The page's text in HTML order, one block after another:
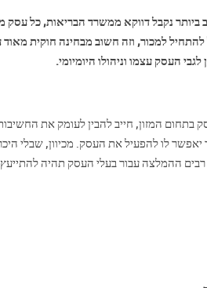
נקבל דווקא ממשרד הבריאות, כל עסק
למכור, וזה חשוב מבחינה חוקית
לגבי העסק עצמו וניהולו היומיומי.
בתחום המזון, חייב להבין לעומק את
יאפשר לו להפעיל את העסק. מכיוון, שבלי
רבים ההמלצה עבור בעלי העסק תהיה